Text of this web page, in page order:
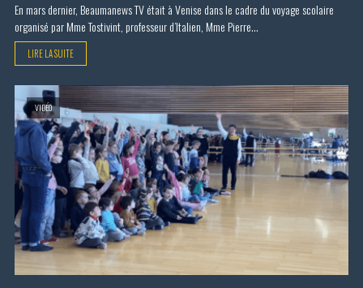
En mars dernier, Beaumanews TV était à Venise dans le cadre du voyage scolaire
organisé par Mme Tostivint, professeur d’Italien, Mme Pierre...
LIRE LA SUITE
VIDÉO